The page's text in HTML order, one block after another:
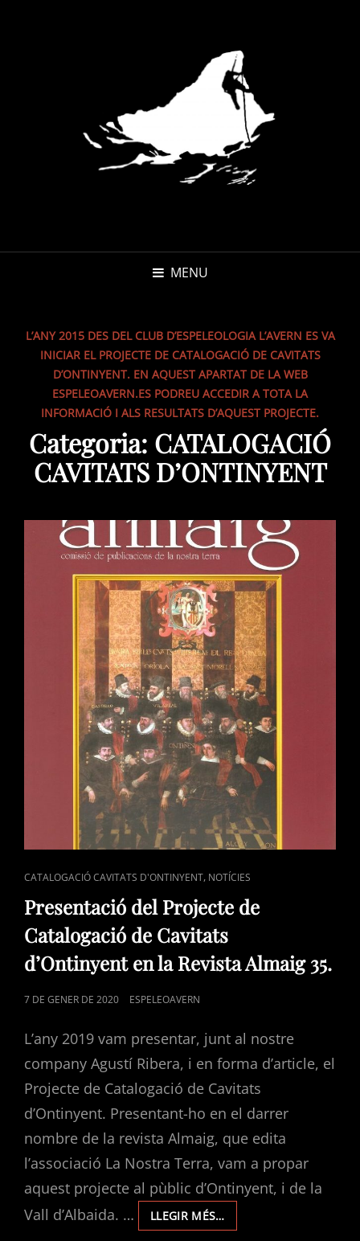
MENU
L’ANY 2015 DES DEL CLUB D’ESPELEOLOGIA L’AVERN ES VA
INICIAR EL PROJECTE DE CATALOGACIÓ DE CAVITATS
D’ONTINYENT. EN AQUEST APARTAT DE LA WEB
ESPELEOAVERN.ES PODREU ACCEDIR A TOTA LA
INFORMACIÓ I ALS RESULTATS D’AQUEST PROJECTE.
Categoria: CATALOGACIÓ
CAVITATS D’ONTINYENT
CAT
LINKS
CATALOGACIÓ CAVITATS D'ONTINYENT, NOTÍCIES
Presentació del Projecte de
Catalogació de Cavitats
d’Ontinyent en la Revista Almaig 35.
POSTED
7 DE GENER DE 2020 ESPELEOAVERN
L’any 2019 vam presentar, junt al nostre
company Agustí Ribera, i en forma d’article, el
Projecte de Catalogació de Cavitats
d’Ontinyent. Presentant-ho en el darrer
nombre de la revista Almaig, que edita
l’associació La Nostra Terra, vam a propar
aquest projecte al pùblic d’Ontinyent, i de la
Vall d’Albaida. …
LLEGIR MÉS…PRESENTACIÓ
DEL